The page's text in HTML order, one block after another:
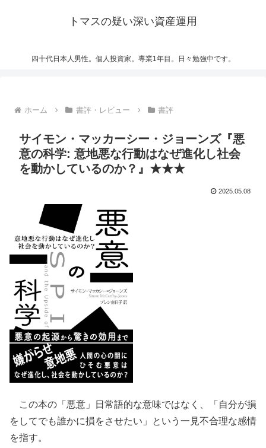
トマスの疑い深い資産運用
四十代日本人男性。個人投資家。専業1年目。日々勉強中です。
ホーム 書評・レビュー 書評
サイモン・マッカーシー・ジョーンズ『悪
意の科学: 意地悪な行動はなぜ進化し社会
を動かしているのか？』★★★
2025.05.08
この本の「悪意」日常語的な意味ではなく、「自分が損
をしてでも誰かに損をさせたい」という一見不合理な感情
を指す。